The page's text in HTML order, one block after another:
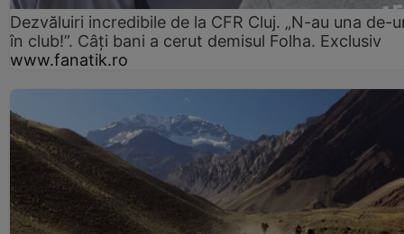
Dezvăluiri incredibile de la CFR Cluj. „N-au una de-
în club!”. Câți bani a cerut demisul Folha. Exclusiv
www.fanatik.ro